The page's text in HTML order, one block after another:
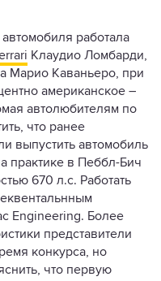
работала
Клаудио Ломбарди,
Марио Каваньеро, при
американское –
автолюбителям по
что ранее
выпустить автомобиль
практике в Пеббл-Бич
670 л.с. Работать
Engineering. Более
представители
конкурса, но
что первую